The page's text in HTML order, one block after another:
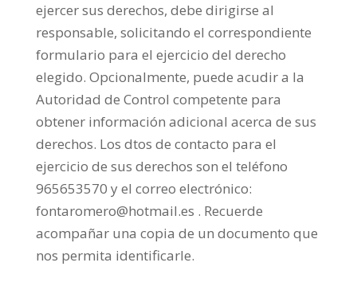
ejercer sus derechos, debe dirigirse al
responsable, solicitando el correspondiente
formulario para el ejercicio del derecho
elegido. Opcionalmente, puede acudir a la
Autoridad de Control competente para
obtener información adicional acerca de sus
derechos. Los dtos de contacto para el
ejercicio de sus derechos son el teléfono
965653570 y el correo electrónico:
fontaromero@hotmail.es . Recuerde
acompañar una copia de un documento que
nos permita identificarle.